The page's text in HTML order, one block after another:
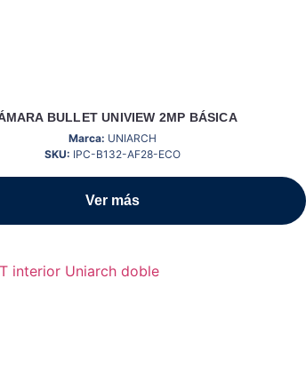
BULLET UNIVIEW 2MP BÁSICA
Marca: UNIARCH
SKU: IPC-B132-AF28-ECO
Ver más